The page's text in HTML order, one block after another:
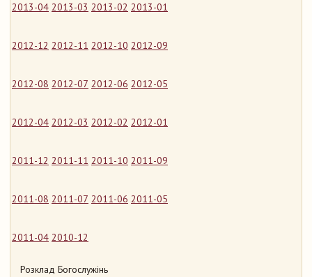
2013-04 2013-03 2013-02 2013-01
2012-12 2012-11 2012-10 2012-09
2012-08 2012-07 2012-06 2012-05
2012-04 2012-03 2012-02 2012-01
2011-12 2011-11 2011-10 2011-09
2011-08 2011-07 2011-06 2011-05
2011-04 2010-12
Розклад Богослужінь